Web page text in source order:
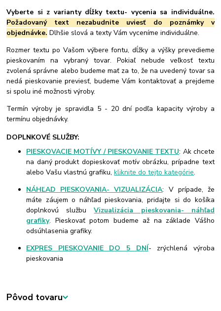
Vyberte si z varianty dĺžky textu- vycenia sa individuálne.
Požadovaný text nezabudnite uviesť do poznámky v
objednávke. Dlhšie slová a texty Vám vyceníme individuálne.
Rozmer textu po Vašom výbere fontu, dĺžky a výšky prevedieme
pieskovaním na vybraný tovar. Pokiaľ nebude veľkosť textu
zvolená správne alebo budeme mať za to, že na uvedený tovar sa
nedá pieskovanie previesť, budeme Vám kontaktovať a prejdeme
si spolu iné možnosti výroby.
Termín výroby je spravidla 5 - 20 dní podľa kapacity výroby a
termínu objednávky.
DOPLNKOVÉ SLUŽBY:
PIESKOVACIE MOTÍVY / PIESKOVANIE TEXTU: Ak chcete
na daný produkt dopieskovať motív obrázku, prípadne text
alebo Vašu vlastnú grafiku,kliknite do tejto kategórie.
NÁHĽAD PIESKOVANIA- VIZUALIZÁCIA: V prípade, že
máte záujem o náhľad pieskovania, pridajte si do košíka
doplnkovú službuVizualizácia pieskovania- náhľad
grafiky. Pieskovať potom budeme až na základe Vášho
odsúhlasenia grafiky.
EXPRES PIESKOVANIE DO 5 DNÍ- zrýchlená výroba
pieskovania
Pôvod tovaru